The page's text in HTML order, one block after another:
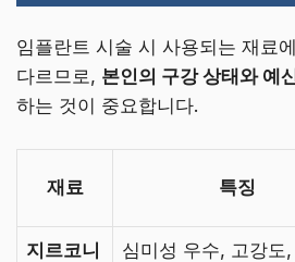
임플란트 시술 시 사용되는 재료
다르므로, 본인의 구강 상태와 예
하는 것이 중요합니다.
재료 특징
지르코니
심미성 우수, 고강도